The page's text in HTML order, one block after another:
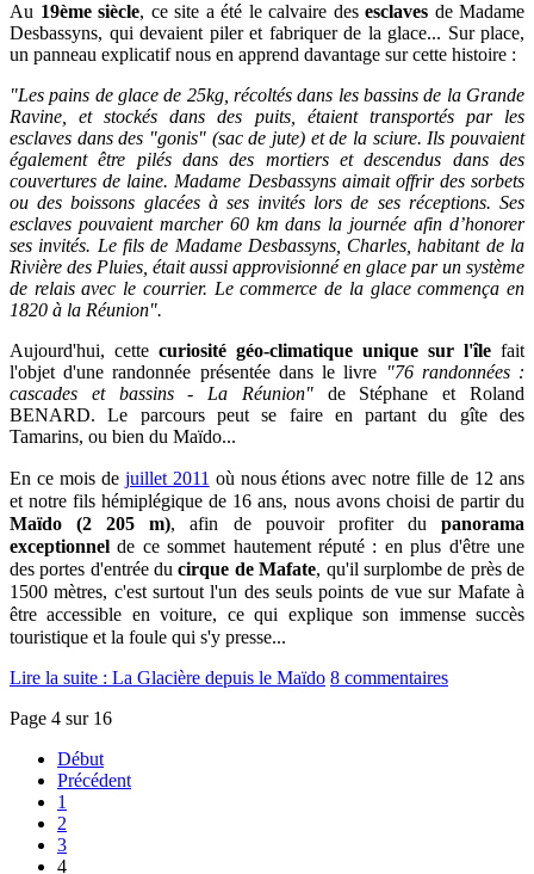
Au 19ème siècle, ce site a été le calvaire des esclaves de Madame
Desbassyns, qui devaient piler et fabriquer de la glace... Sur place,
un panneau explicatif nous en apprend davantage sur cette histoire :
"Les pains de glace de 25kg, récoltés dans les bassins de la Grande
Ravine, et stockés dans des puits, étaient transportés par les
esclaves dans des "gonis" (sac de jute) et de la sciure. Ils pouvaient
également être pilés dans des mortiers et descendus dans des
couvertures de laine. Madame Desbassyns aimait offrir des sorbets
ou des boissons glacées à ses invités lors de ses réceptions. Ses
esclaves pouvaient marcher 60 km dans la journée afin d’honorer
ses invités. Le fils de Madame Desbassyns, Charles, habitant de la
Rivière des Pluies, était aussi approvisionné en glace par un système
de relais avec le courrier. Le commerce de la glace commença en
1820 à la Réunion".
Aujourd'hui, cette curiosité géo-climatique unique sur l'île fait
l'objet d'une randonnée présentée dans lelivre "76 randonnées :
cascades et bassins - La Réunion"de Stéphane et Roland
BENARD. Le parcours peut se faire en partant du gîte des
Tamarins, ou bien du Maïdo...
En ce mois de juillet 2011 où nous étions avec notre fille de 12 ans
et notre fils hémiplégique de 16 ans, nous avons choisi de partir du
Maïdo (2 205 m), afin de pouvoir profiter dupanorama
exceptionnel de ce sommet hautement réputé : en plus d'être une
des portes d'entrée ducirque de Mafate, qu'il surplombe de près de
1500 mètres, c'est surtout l'un des seuls points de vue sur Mafate à
être accessible en voiture, ce qui explique son immense succès
touristique et la foule qui s'y presse...
Lire la suite : La Glacière depuis le Maïdo 8 commentaires
Page 4 sur 16
Début
Précédent
1
2
3
4